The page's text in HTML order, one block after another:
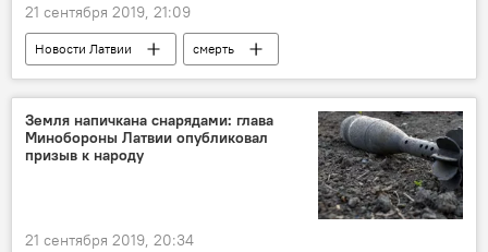
21 сентября 2019, 21:09
Новости Латвии
смерть
предприниматель
помощь Латвия
Земля напичкана снарядами: глава
Минобороны Латвии опубликовал
призыв к народу
21 сентября 2019, 20:34